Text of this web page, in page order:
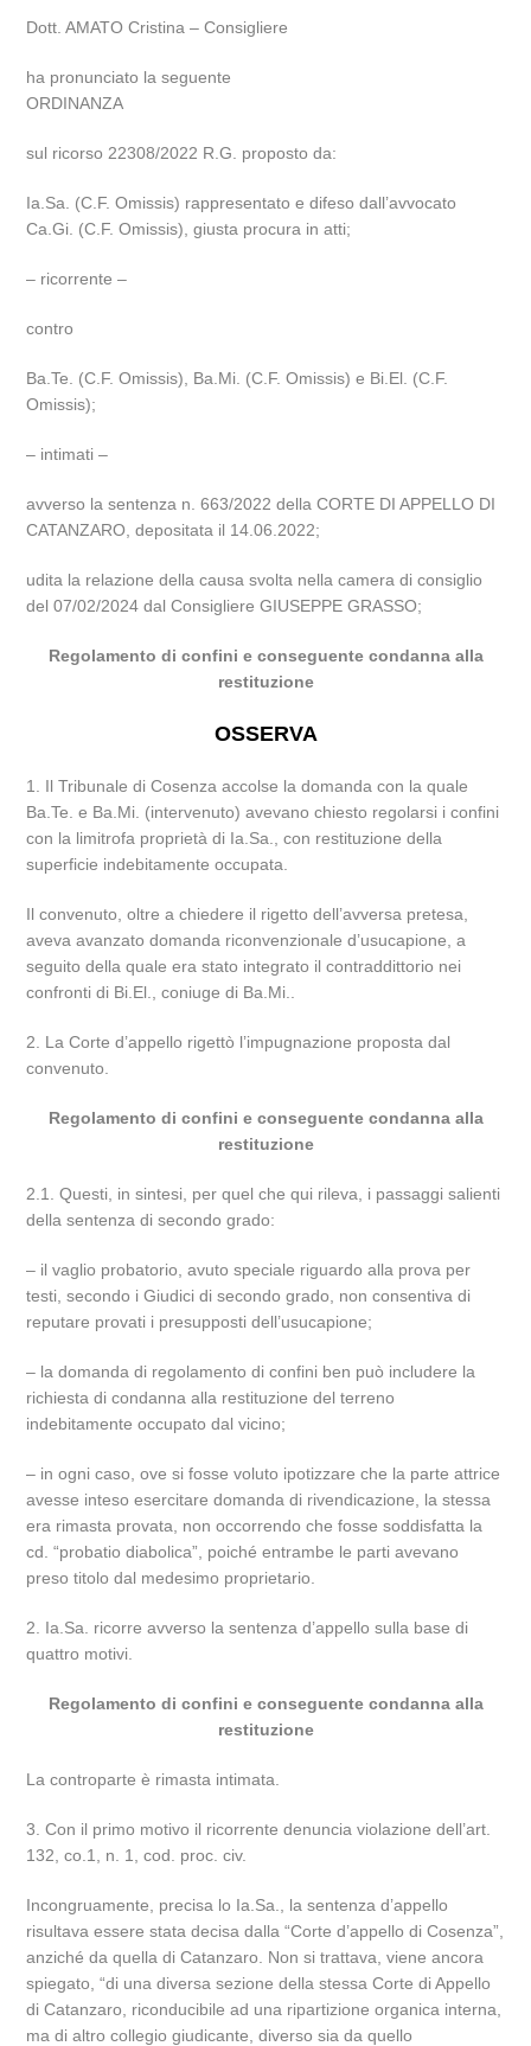
Dott. AMATO Cristina – Consigliere
ha pronunciato la seguente
ORDINANZA
sul ricorso 22308/2022 R.G. proposto da:
Ia.Sa. (C.F. Omissis) rappresentato e difeso dall’avvocato
Ca.Gi. (C.F. Omissis), giusta procura in atti;
– ricorrente –
contro
Ba.Te. (C.F. Omissis), Ba.Mi. (C.F. Omissis) e Bi.El. (C.F.
Omissis);
– intimati –
avverso la sentenza n. 663/2022 della CORTE DI APPELLO DI
CATANZARO, depositata il 14.06.2022;
udita la relazione della causa svolta nella camera di consiglio
del 07/02/2024 dal Consigliere GIUSEPPE GRASSO;
Regolamento di confini e conseguente condanna alla
restituzione
OSSERVA
1. Il Tribunale di Cosenza accolse la domanda con la quale
Ba.Te. e Ba.Mi. (intervenuto) avevano chiesto regolarsi i confini
con la limitrofa proprietà di Ia.Sa., con restituzione della
superficie indebitamente occupata.
Il convenuto, oltre a chiedere il rigetto dell’avversa pretesa,
aveva avanzato domanda riconvenzionale d’usucapione, a
seguito della quale era stato integrato il contraddittorio nei
confronti di Bi.El., coniuge di Ba.Mi..
2. La Corte d’appello rigettò l’impugnazione proposta dal
convenuto.
Regolamento di confini e conseguente condanna alla
restituzione
2.1. Questi, in sintesi, per quel che qui rileva, i passaggi salienti
della sentenza di secondo grado:
– il vaglio probatorio, avuto speciale riguardo alla prova per
testi, secondo i Giudici di secondo grado, non consentiva di
reputare provati i presupposti dell’usucapione;
– la domanda di regolamento di confini ben può includere la
richiesta di condanna alla restituzione del terreno
indebitamente occupato dal vicino;
– in ogni caso, ove si fosse voluto ipotizzare che la parte attrice
avesse inteso esercitare domanda di rivendicazione, la stessa
era rimasta provata, non occorrendo che fosse soddisfatta la
cd. “probatio diabolica”, poiché entrambe le parti avevano
preso titolo dal medesimo proprietario.
2. Ia.Sa. ricorre avverso la sentenza d’appello sulla base di
quattro motivi.
Regolamento di confini e conseguente condanna alla
restituzione
La controparte è rimasta intimata.
3. Con il primo motivo il ricorrente denuncia violazione dell’art.
132, co.1, n. 1, cod. proc. civ.
Incongruamente, precisa lo Ia.Sa., la sentenza d’appello
risultava essere stata decisa dalla “Corte d’appello di Cosenza”,
anziché da quella di Catanzaro. Non si trattava, viene ancora
spiegato, “di una diversa sezione della stessa Corte di Appello
di Catanzaro, riconducibile ad una ripartizione organica interna,
ma di altro collegio giudicante, diverso sia da quello